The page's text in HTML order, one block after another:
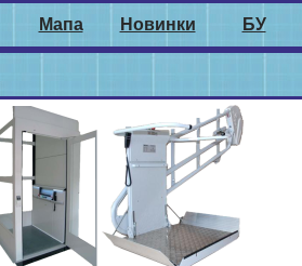
Мапа Новинки БУ